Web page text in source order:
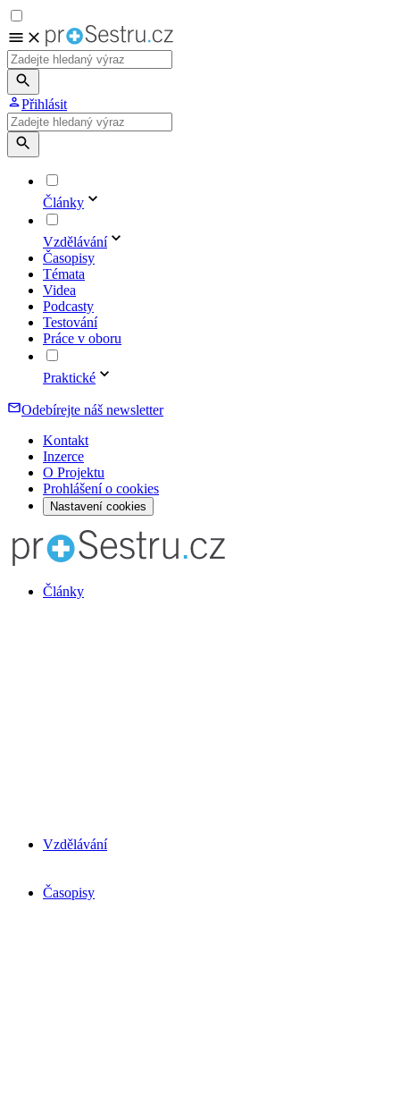
Přihlásit
Články
Vzdělávání
Časopisy
Témata
Videa
Podcasty
Testování
Práce v oboru
Praktické
Odebírejte náš newsletter
Kontakt
Inzerce
O Projektu
Prohlášení o cookies
Nastavení cookies
Články
Vzdělávání
Časopisy